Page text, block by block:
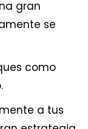
gran
se
como
a tus